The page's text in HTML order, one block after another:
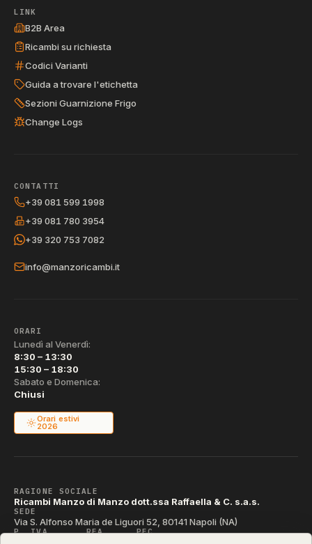
LINK
B2B Area
Ricambi su richiesta
Codici Varianti
Guida a trovare l'etichetta
Sezioni Guarnizione Frigo
Change Logs
CONTATTI
+39 081 599 1998
+39 081 780 3954
+39 320 753 7082
info@manzoricambi.it
ORARI
Lunedì al Venerdì:
8:30 – 13:30
15:30 – 18:30
Sabato e Domenica:
Chiusi
Orari estivi
2026
RAGIONE SOCIALE
Ricambi Manzo di Manzo dott.ssa Raffaella & C. s.a.s.
SEDE
Via S. Alfonso Maria de Liguori 52, 80141 Napoli (NA)
P. IVA REA PEC